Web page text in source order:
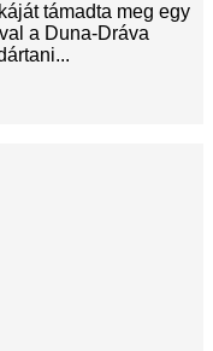
támadta meg egy
a Duna-Dráva